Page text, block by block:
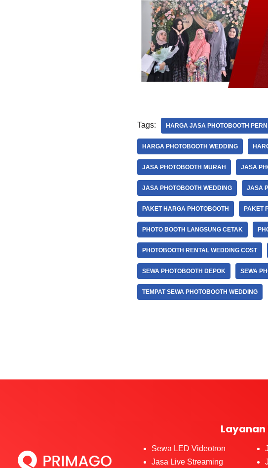
Tags: HARGA JASA PHOTOBOOTH
HARGA PHOTOBOOTH WEDDING
JASA PHOTOBOOTH MURAH JASA
JASA PHOTOBOOTH WEDDING JASA
PAKET HARGA PHOTOBOOTH PAKET
PHOTO BOOTH LANGSUNG CETAK
PHOTOBOOTH RENTAL WEDDING COST
SEWA PHOTOBOOTH DEPOK SEWA
TEMPAT SEWA PHOTOBOOTH WEDDING
Layanan
Sewa LED Videotron
Jasa Live Streaming